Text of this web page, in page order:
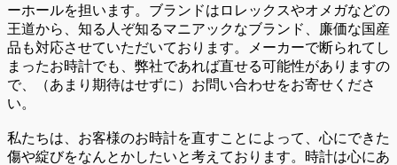
ーホールを担います。ブランドはロレックスやオメガなどの
王道から、知る人ぞ知るマニアックなブランド、廉価な国産
品も対応させていただいております。メーカーで断られてし
まったお時計でも、弊社であれば直せる可能性がありますの
で、（あまり期待はせずに）お問い合わせをお寄せくださ
い。
私たちは、お客様のお時計を直すことによって、心にできた
傷や綻びをなんとかしたいと考えております。時計は心にあ